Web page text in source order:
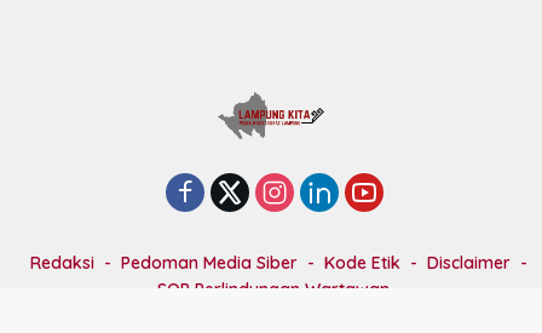
Redaksi Pedoman Media Siber Kode Etik
Disclaimer
SOP Perlindungan Wartawan